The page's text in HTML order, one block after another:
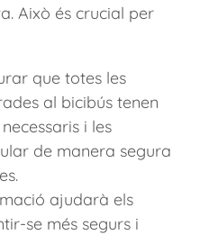
Això és crucial per
que totes les
al bicibús tenen
i les
de manera segura
ajudarà els
se més segurs i